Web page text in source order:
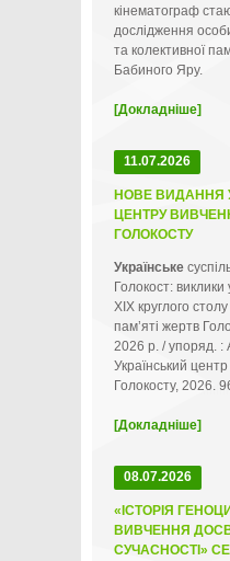
кінематограф
дослідження
та колективної
Бабиного Яру.
[Докладніше]
11.07.2026
НОВЕ ВИДАННЯ
ЦЕНТРУ
ГОЛОКОСТУ
Українське
Голокост: виклики
ХІХ круглого
пам’яті жертв
2026 р. / упоряд. :
Український центр
Голокосту, 2026.
[Докладніше]
08.07.2026
«ІСТОРІЯ
ВИВЧЕННЯ
СУЧАСНОСТІ»